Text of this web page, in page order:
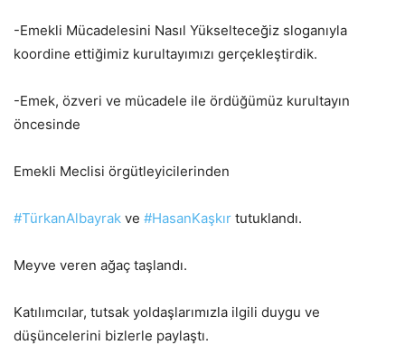
-Emekli Mücadelesini Nasıl Yükselteceğiz sloganıyla
koordine ettiğimiz kurultayımızı gerçekleştirdik.
-Emek, özveri ve mücadele ile ördüğümüz kurultayın
öncesinde
Emekli Meclisi örgütleyicilerinden
#TürkanAlbayrak ve #HasanKaşkır tutuklandı.
Meyve veren ağaç taşlandı.
Katılımcılar, tutsak yoldaşlarımızla ilgili duygu ve
düşüncelerini bizlerle paylaştı.